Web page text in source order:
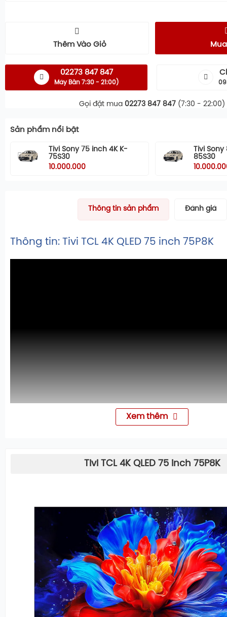
Thêm Vào Giỏ
02273 847 847
Máy Bàn 7:30 - 21:00)
Gọi đặt mua 02273 847 847 (7:30 - 22:00)
Thông tin sản phẩm Đánh giá
Thông tin: Tivi TCL 4K QLED 75 inch 75P8K
Trong phân khúc tivi màn hình lớn hiện nay, TCL đang
vững chắc với các dòng sản phẩm kết hợp giữa công
tiến và mức giá hợp lý. ModelTivi TCL 4K QLED 75 inch
minh chứng điển hình cho nỗ lực này, mang đến sự cân
giữa kích thước 75 inch đồ sộ, tấm nền QLED rực rỡ và
dành riêng cho những tín đồ điện ảnh và game thủ
Xem thêm
Sản phẩm nổi bật
Tivi Sony 75 inch 4K K-
75S30
10.000.000
Tivi
85S30
Tivi TCL 4K QLED 75 inch 75P8K